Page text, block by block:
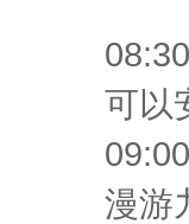
可以
漫游